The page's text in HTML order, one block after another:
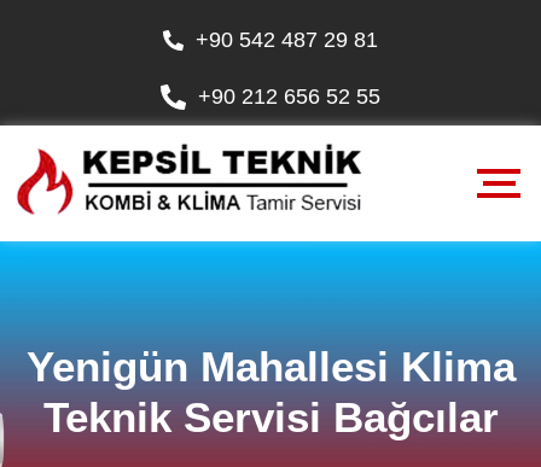
+90 542 487 29 81
+90 212 656 52 55
Yenigün Mahallesi Klima
Teknik Servisi Bağcılar